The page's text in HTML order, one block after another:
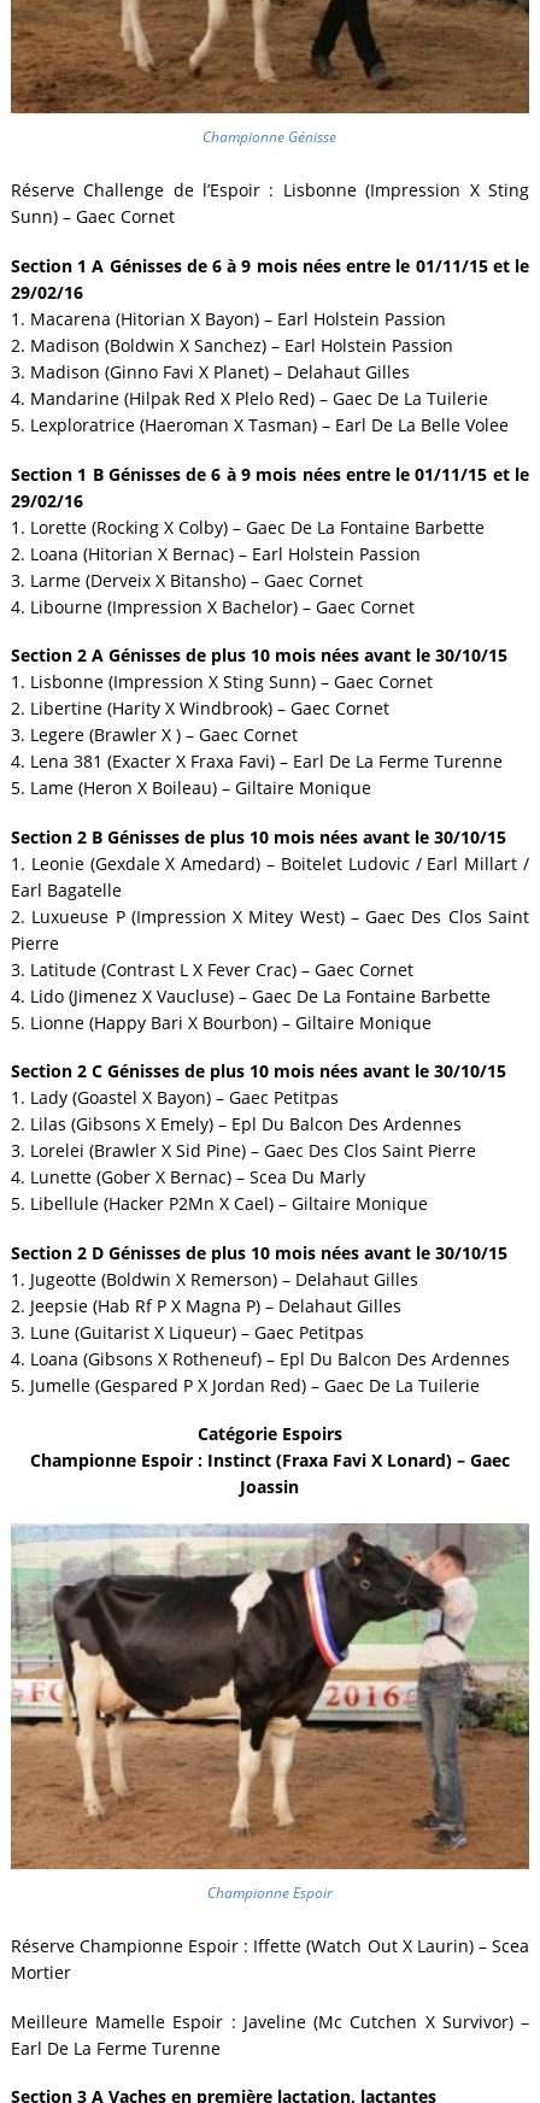
Championne Génisse
Réserve Challenge de l’Espoir : Lisbonne (Impression X Sting
Sunn) – Gaec Cornet
Section 1 A Génisses de 6 à 9 mois nées entre le 01/11/15 et le
29/02/16
1. Macarena (Hitorian X Bayon) – Earl Holstein Passion
2. Madison (Boldwin X Sanchez) – Earl Holstein Passion
3. Madison (Ginno Favi X Planet) – Delahaut Gilles
4. Mandarine (Hilpak Red X Plelo Red) – Gaec De La Tuilerie
5. Lexploratrice (Haeroman X Tasman) – Earl De La Belle Volee
Section 1 B Génisses de 6 à 9 mois nées entre le 01/11/15 et le
29/02/16
1. Lorette (Rocking X Colby) – Gaec De La Fontaine Barbette
2. Loana (Hitorian X Bernac) – Earl Holstein Passion
3. Larme (Derveix X Bitansho) – Gaec Cornet
4. Libourne (Impression X Bachelor) – Gaec Cornet
Section 2 A Génisses de plus 10 mois nées avant le 30/10/15
1. Lisbonne (Impression X Sting Sunn) – Gaec Cornet
2. Libertine (Harity X Windbrook) – Gaec Cornet
3. Legere (Brawler X ) – Gaec Cornet
4. Lena 381 (Exacter X Fraxa Favi) – Earl De La Ferme Turenne
5. Lame (Heron X Boileau) – Giltaire Monique
Section 2 B Génisses de plus 10 mois nées avant le 30/10/15
1. Leonie (Gexdale X Amedard) – Boitelet Ludovic / Earl Millart /
Earl Bagatelle
2. Luxueuse P (Impression X Mitey West) – Gaec Des Clos Saint
Pierre
3. Latitude (Contrast L X Fever Crac) – Gaec Cornet
4. Lido (Jimenez X Vaucluse) – Gaec De La Fontaine Barbette
5. Lionne (Happy Bari X Bourbon) – Giltaire Monique
Section 2 C Génisses de plus 10 mois nées avant le 30/10/15
1. Lady (Goastel X Bayon) – Gaec Petitpas
2. Lilas (Gibsons X Emely) – Epl Du Balcon Des Ardennes
3. Lorelei (Brawler X Sid Pine) – Gaec Des Clos Saint Pierre
4. Lunette (Gober X Bernac) – Scea Du Marly
5. Libellule (Hacker P2Mn X Cael) – Giltaire Monique
Section 2 D Génisses de plus 10 mois nées avant le 30/10/15
1. Jugeotte (Boldwin X Remerson) – Delahaut Gilles
2. Jeepsie (Hab Rf P X Magna P) – Delahaut Gilles
3. Lune (Guitarist X Liqueur) – Gaec Petitpas
4. Loana (Gibsons X Rotheneuf) – Epl Du Balcon Des Ardennes
5. Jumelle (Gespared P X Jordan Red) – Gaec De La Tuilerie
Catégorie Espoirs
Championne Espoir : Instinct (Fraxa Favi X Lonard) – Gaec
Joassin
Championne Espoir
Réserve Championne Espoir : Iffette (Watch Out X Laurin) – Scea
Mortier
Meilleure Mamelle Espoir : Javeline (Mc Cutchen X Survivor) –
Earl De La Ferme Turenne
Section 3 A Vaches en première lactation, lactantes